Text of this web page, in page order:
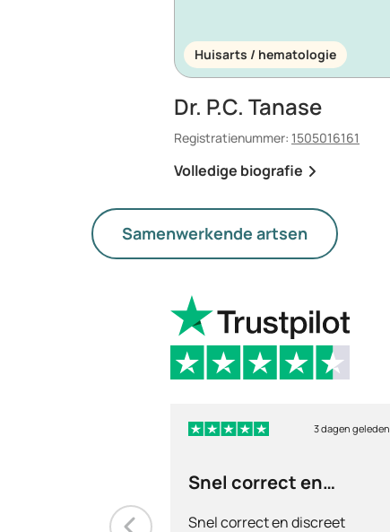
Huisarts / hematologie
Dr. P.C. Tanase
Registratienummer: 1505016161
Volledige biografie
Samenwerkende artsen
3 dagen geleden
Snel correct en
Snel correct en discreet